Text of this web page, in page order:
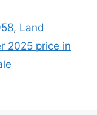
, Land
2025 price in